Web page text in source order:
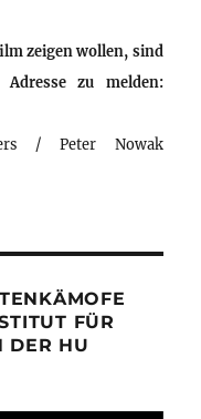
zeigen wollen, sind
zu melden:
/ Peter Nowak
FÜR
DER HU